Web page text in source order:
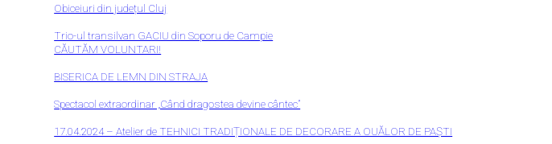
Obiceiuri din județul Cluj
Trio-ul transilvan GACIU din Soporu de Campie
CĂUTĂM VOLUNTARI!
BISERICA DE LEMN DIN STRAJA
Spectacol extraordinar „Când dragostea devine cântec”
17.04.2024 – Atelier de TEHNICI TRADIȚIONALE DE DECORARE A OUĂLOR DE PAȘTI